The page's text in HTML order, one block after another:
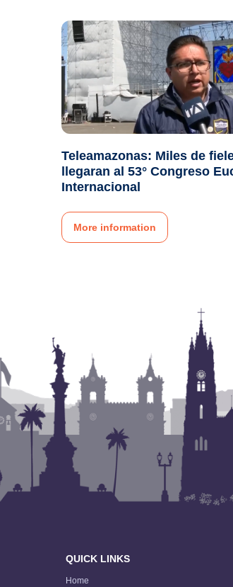
Teleamazonas: Miles de
llegaran al 53° Congreso
Internacional
More information
QUICK LINKS
Home